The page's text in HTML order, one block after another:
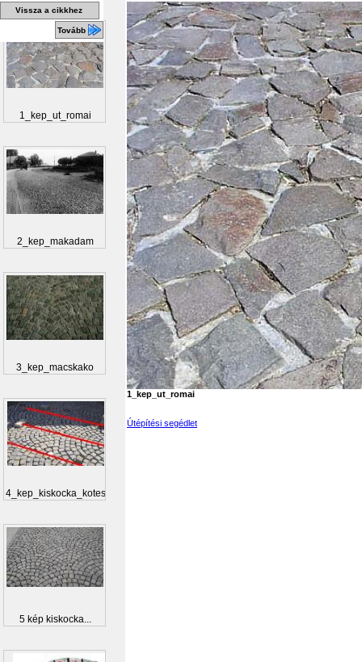
1_kep_ut_romai
Útépítési segédlet
Vissza a cikkhez
Tovább
1_kep_ut_romai
2_kep_makadam
3_kep_macskako
4_kep_kiskocka_kotes
5 kép kiskocka...